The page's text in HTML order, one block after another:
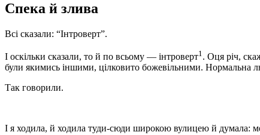
Спека й злива
Всі сказали: “Інтроверт”.
І оскільки сказали, то й по всьому — інтроверт1 . Оця річ,
були якимись іншими, цілковито божевільними. Нормальна
Так говорили.
І я ходила, й ходила туди-сюди широкою вулицею й думала: